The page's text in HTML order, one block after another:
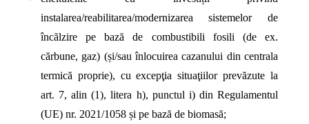
instalarea/reabilitarea/modernizarea sistemelor de
încălzire pe bază de combustibili fosili (de ex.
cărbune, gaz) (și/sau înlocuirea cazanului din centrala
termică proprie), cu excepţia situaţiilor prevăzute la
art. 7, alin (1), litera h), punctul i) din Regulamentul
(UE) nr. 2021/1058 și pe bază de biomasă;